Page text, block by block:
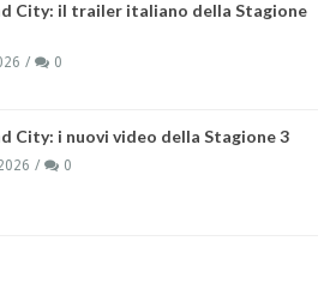
City: il trailer italiano della Stagione
0
City: i nuovi video della Stagione 3
0